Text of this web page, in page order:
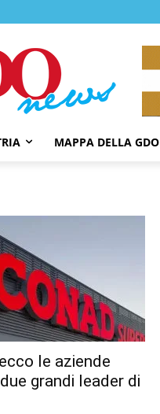
MAPPA DELLA GDO
le aziende
grandi leader di